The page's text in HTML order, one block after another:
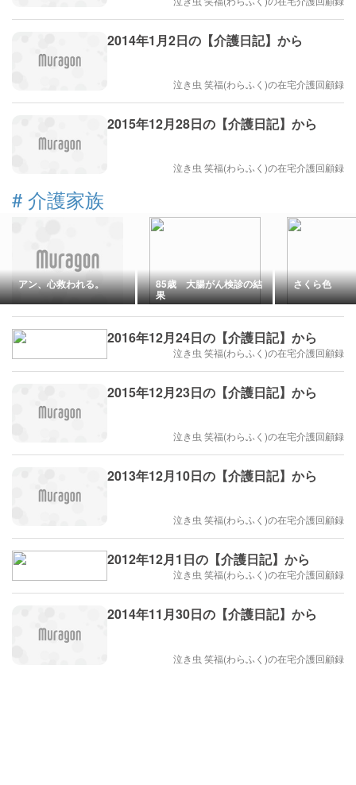
2014年1月2日の【介護日記】から
泣き虫 笑福(わらふく)の在宅介護回顧録
2015年12月28日の【介護日記】から
泣き虫 笑福(わらふく)の在宅介護回顧録
# 介護家族
アン、心救われる。 85歳 大腸がん検診の結
果
さくら色
2016年12月24日の【介護日記】から
泣き虫 笑福(わらふく)の在宅介護回顧録
2015年12月23日の【介護日記】から
泣き虫 笑福(わらふく)の在宅介護回顧録
2013年12月10日の【介護日記】から
泣き虫 笑福(わらふく)の在宅介護回顧録
2012年12月1日の【介護日記】から
泣き虫 笑福(わらふく)の在宅介護回顧録
2014年11月30日の【介護日記】から
泣き虫 笑福(わらふく)の在宅介護回顧録